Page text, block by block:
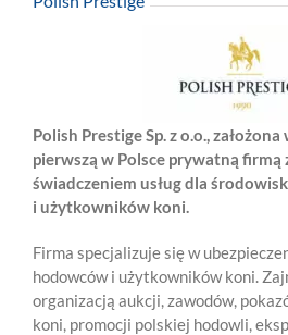
Polish Prestige Sp. z o.o.,
pierwszą w Polsce prywatną firmą
świadczeniem usług dla
i użytkowników koni.
Firma specjalizuje się w
hodowców i użytkowników koni.
organizacją aukcji, zawodów,
koni, promocji polskiej hodowli,